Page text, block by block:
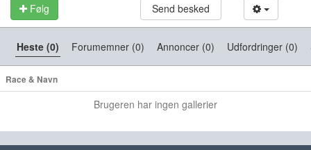
Følg Send besked
Heste (0) Forumemner (0) Annoncer (0) Udfordringer (0)
Race & Navn
Brugeren har ingen gallerier